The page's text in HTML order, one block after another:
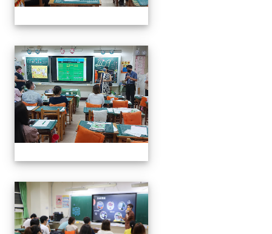
0916班親會